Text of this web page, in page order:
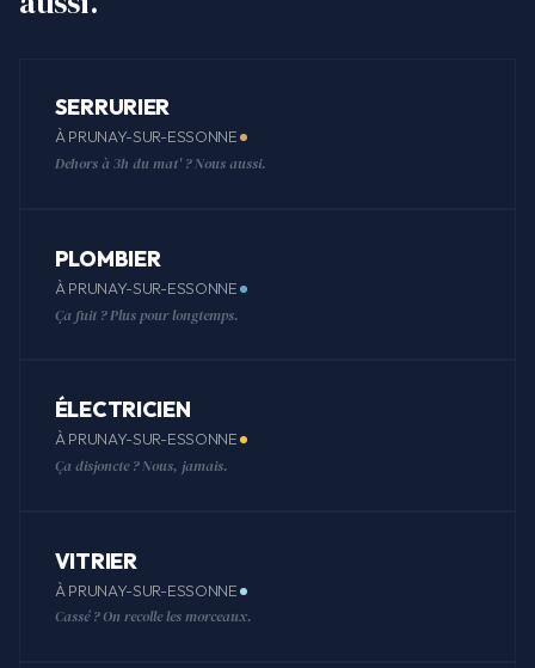
SERRURIER
À PRUNAY-SUR-ESSONNE
Dehors à 3h du mat' ? Nous aussi.
PLOMBIER
À PRUNAY-SUR-ESSONNE
Ça fuit ? Plus pour longtemps.
ÉLECTRICIEN
À PRUNAY-SUR-ESSONNE
Ça disjoncte ? Nous, jamais.
VITRIER
À PRUNAY-SUR-ESSONNE
Cassé ? On recolle les morceaux.